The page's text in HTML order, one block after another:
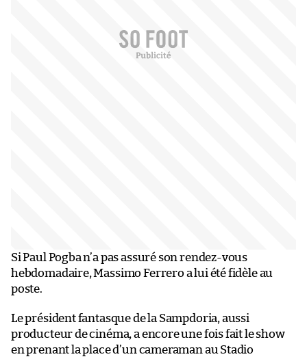
Si Paul Pogba n’a pas assuré son rendez-vous
hebdomadaire, Massimo Ferrero a lui été fidèle au
poste.
Le président fantasque de la Sampdoria, aussi
producteur de cinéma, a encore une fois fait le show
en prenant la place d’un cameraman au Stadio